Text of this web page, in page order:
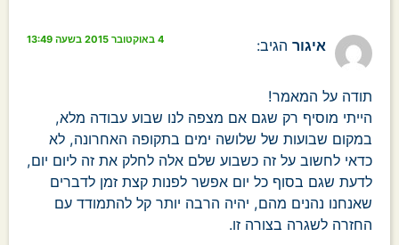
איגור הגיב: 4 באוקטובר 2015 בשעה 13:49
תודה על המאמר!
הייתי מוסיף רק שגם אם מצפה לנו שבוע עבודה מלא,
במקום שבועות של שלושה ימים בתקופה האחרונה, לא
כדאי לחשוב על זה כשבוע שלם אלה לחלק את זה ליום יום,
לדעת שגם בסוף כל יום אפשר לפנות קצת זמן לדברים
שאנחנו נהנים מהם, יהיה הרבה יותר קל להתמודד עם
החזרה לשגרה בצורה זו.